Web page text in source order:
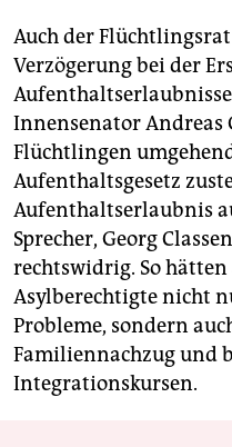
Auch der
Verzögerung bei der
Innensenator Andreas
Flüchtlingen
Aufenthaltsgesetz
Aufenthaltserlaubnis
Sprecher, Georg
rechtswidrig. So
Asylberechtigte nicht
Probleme, sondern
Familiennachzug und
Integrationskursen.